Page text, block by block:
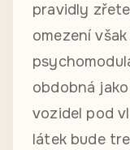
pravidly
omezení
obdobná
vozidel pod
látek bude